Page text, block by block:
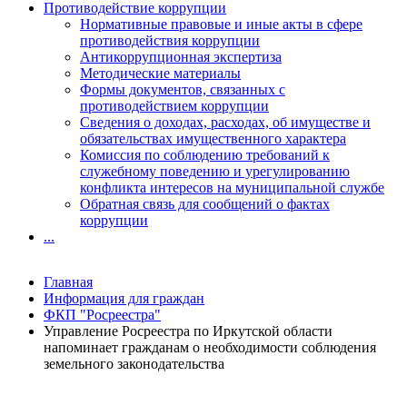
Противодействие коррупции
Нормативные правовые и иные акты в сфере
противодействия коррупции
Антикоррупционная экспертиза
Методические материалы
Формы документов, связанных с
противодействием коррупции
Сведения о доходах, расходах, об имуществе и
обязательствах имущественного характера
Комиссия по соблюдению требований к
служебному поведению и урегулированию
конфликта интересов на муниципальной службе
Обратная связь для сообщений о фактах
коррупции
...
Главная
Информация для граждан
ФКП "Росреестра"
Управление Росреестра по Иркутской области
напоминает гражданам о необходимости соблюдения
земельного законодательства